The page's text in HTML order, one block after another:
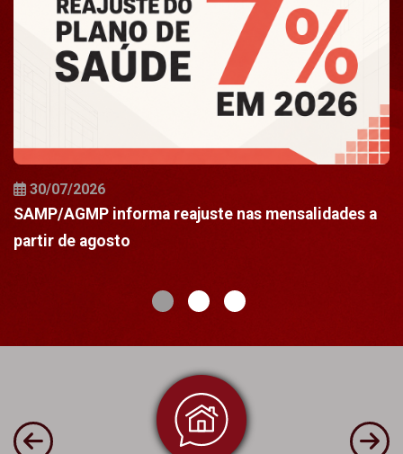
30/07/2026
SAMP/AGMP informa reajuste nas mensalidades a
partir de agosto